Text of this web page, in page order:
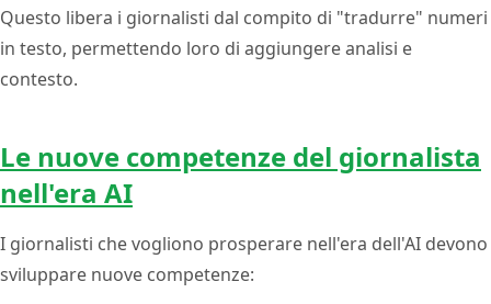
Questo libera i giornalisti dal compito di "tradurre" numeri
in testo, permettendo loro di aggiungere analisi e
contesto.
Le nuove competenze del giornalista
nell'era AI
I giornalisti che vogliono prosperare nell'era dell'AI devono
sviluppare nuove competenze: